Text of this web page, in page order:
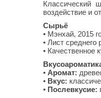
Классический
воздействие и
Сырьё
• Мэнхай, 2015
• Лист среднего
• Качественное
• Аромат:
• Вкус:
• Послевкусие: